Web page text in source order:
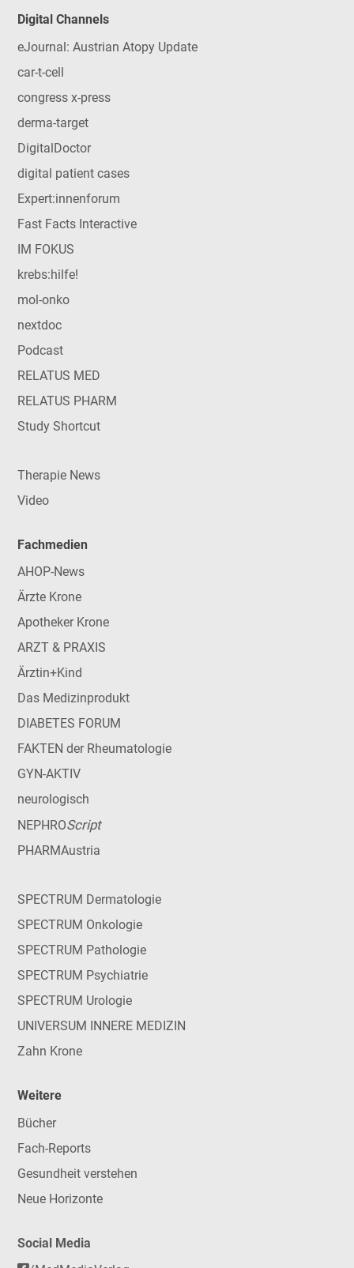
Digital Channels
eJournal: Austrian Atopy Update
car-t-cell
congress x-press
derma-target
DigitalDoctor
digital patient cases
Expert:innenforum
Fast Facts Interactive
IM FOKUS
krebs:hilfe!
mol-onko
nextdoc
Podcast
RELATUS MED
RELATUS PHARM
Study Shortcut
Therapie News
Video
Fachmedien
AHOP-News
Ärzte Krone
Apotheker Krone
ARZT & PRAXIS
Ärztin+Kind
Das Medizinprodukt
DIABETES FORUM
FAKTEN der Rheumatologie
GYN-AKTIV
neurologisch
NEPHROScript
PHARMAustria
SPECTRUM Dermatologie
SPECTRUM Onkologie
SPECTRUM Pathologie
SPECTRUM Psychiatrie
SPECTRUM Urologie
UNIVERSUM INNERE MEDIZIN
Zahn Krone
Weitere
Bücher
Fach-Reports
Gesundheit verstehen
Neue Horizonte
Social Media